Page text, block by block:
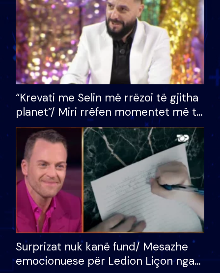
“Krevati me Selin më rrëzoi të gjitha
planet”/ Miri rrëfen momentet më të
bukura në shtëpinë e BB VIP: Do më
mungojë zilja e mëngjesit kur…
Surprizat nuk kanë fund/ Mesazhe
emocionuese për Ledion Liçon nga